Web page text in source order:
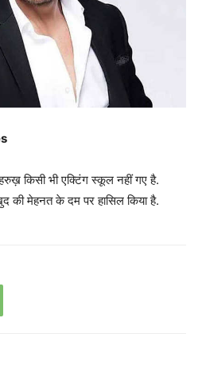
किसी भी एक्टिंग स्कूल नहीं गए है.
की मेहनत के दम पर हासिल किया है.